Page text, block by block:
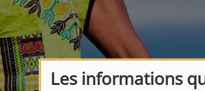
Les informations